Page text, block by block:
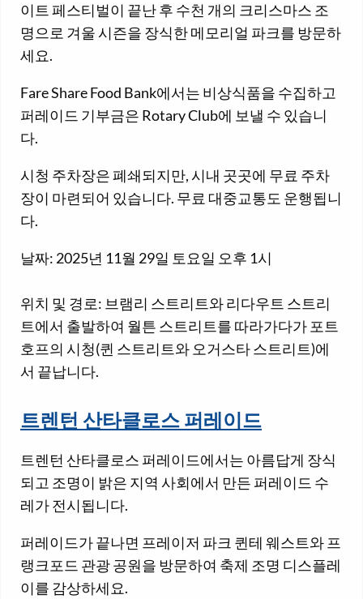
이트 페스티벌이 끝난 후 수천 개의 크리스마스 조
명으로 겨울 시즌을 장식한 메모리얼 파크를 방문하
세요.
Fare Share Food Bank에서는 비상식품을 수집하고
퍼레이드 기부금은 Rotary Club에 보낼 수 있습니
다.
시청 주차장은 폐쇄되지만, 시내 곳곳에 무료 주차
장이 마련되어 있습니다. 무료 대중교통도 운행됩니
다.
날짜: 2025년 11월 29일 토요일 오후 1시
위치 및 경로: 브램리 스트리트와 리다우트 스트리
트에서 출발하여 월튼 스트리트를 따라가다가 포트
호프의 시청(퀸 스트리트와 오거스타 스트리트)에
서 끝납니다.
트렌턴 산타클로스 퍼레이드
트렌턴 산타클로스 퍼레이드에서는 아름답게 장식
되고 조명이 밝은 지역 사회에서 만든 퍼레이드 수
레가 전시됩니다.
퍼레이드가 끝나면 프레이저 파크 퀸테 웨스트와 프
랭크포드 관광 공원을 방문하여 축제 조명 디스플레
이를 감상하세요.